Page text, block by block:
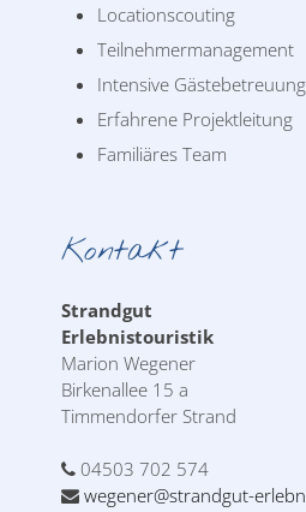
Locationscouting
Teilnehmermanagement
Intensive
Erfahrene Projektleitung
Familiäres Team
Kontakt
Strandgut
Erlebnistouristik
Marion Wegener
Birkenallee 15 a
Timmendorfer Strand
04503 702 574
wegener@strandgut-